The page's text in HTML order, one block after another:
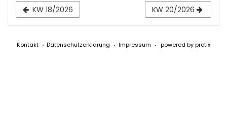
KW 18/2026 KW 20/2026
Kontakt Datenschutzerklärung Impressum powered by pretix